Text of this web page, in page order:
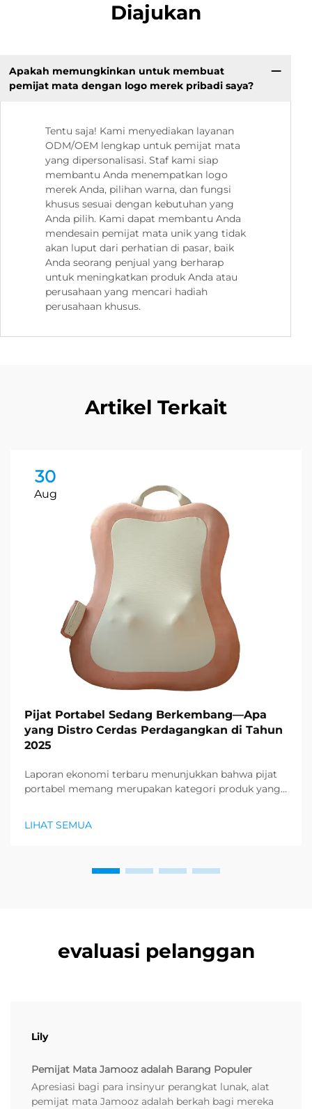
Diajukan
Apakah memungkinkan untuk membuat
pemijat mata dengan logo merek pribadi saya?
Tentu saja! Kami menyediakan layanan
ODM/OEM lengkap untuk pemijat mata
yang dipersonalisasi. Staf kami siap
membantu Anda menempatkan logo
merek Anda, pilihan warna, dan fungsi
khusus sesuai dengan kebutuhan yang
Anda pilih. Kami dapat membantu Anda
mendesain pemijat mata unik yang tidak
akan luput dari perhatian di pasar, baik
Anda seorang penjual yang berharap
untuk meningkatkan produk Anda atau
perusahaan yang mencari hadiah
perusahaan khusus.
Artikel Terkait
30
Aug
Pijat Portabel Sedang Berkembang—Apa
yang Distro Cerdas Perdagangkan di Tahun
2025
Laporan ekonomi terbaru menunjukkan bahwa pijat
portabel memang merupakan kategori produk yang
muncul. Distributor sudah mengetahui...
LIHAT SEMUA
evaluasi pelanggan
Lily
Pemijat Mata Jamooz adalah Barang Populer
Apresiasi bagi para insinyur perangkat lunak, alat
pemijat mata Jamooz adalah berkah bagi mereka